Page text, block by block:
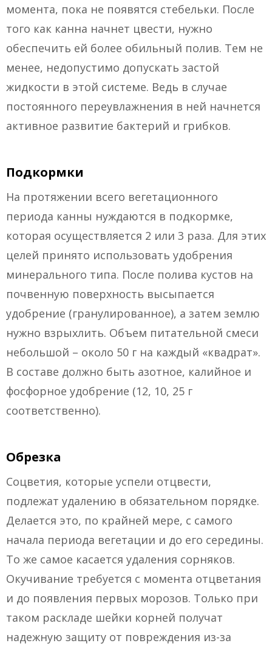
момента, пока не появятся стебельки. После
того как канна начнет цвести, нужно
обеспечить ей более обильный полив. Тем не
менее, недопустимо допускать застой
жидкости в этой системе. Ведь в случае
постоянного переувлажнения в ней начнется
активное развитие бактерий и грибков.
Подкормки
На протяжении всего вегетационного
периода канны нуждаются в подкормке,
которая осуществляется 2 или 3 раза. Для этих
целей принято использовать удобрения
минерального типа. После полива кустов на
почвенную поверхность высыпается
удобрение (гранулированное), а затем землю
нужно взрыхлить. Объем питательной смеси
небольшой – около 50 г на каждый «квадрат».
В составе должно быть азотное, калийное и
фосфорное удобрение (12, 10, 25 г
соответственно).
Обрезка
Соцветия, которые успели отцвести,
подлежат удалению в обязательном порядке.
Делается это, по крайней мере, с самого
начала периода вегетации и до его середины.
То же самое касается удаления сорняков.
Окучивание требуется с момента отцветания
и до появления первых морозов. Только при
таком раскладе шейки корней получат
надежную защиту от повреждения из-за